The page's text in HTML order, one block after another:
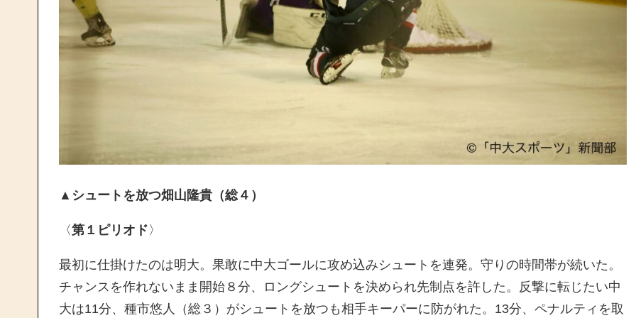
▲シュートを放つ畑山隆貴（総４）
〈第１ピリオド 〉
最初に仕掛けたのは明大。果敢に中大ゴールに攻め込みシュートを連発。守りの時間帯が続いた。
チャンスを作れないまま開始８分、ロングシュートを決められ先制点を許した。反撃に転じたい中
大は11分、種市悠人（総３）がシュートを放つも相手キーパーに防がれた。13分、ペナルティを取